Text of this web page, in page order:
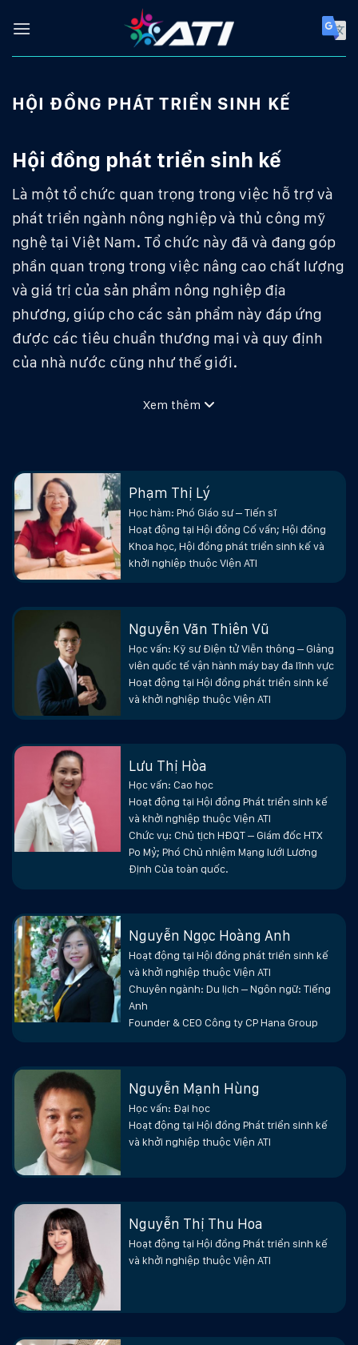
HỘI ĐỒNG PHÁT TRIỂN SINH KẾ
Hội đồng phát triển sinh kế
Là một tổ chức quan trọng trong việc hỗ trợ và
phát triển ngành nông nghiệp và thủ công mỹ
nghệ tại Việt Nam. Tổ chức này đã và đang góp
phần quan trọng trong việc nâng cao chất lượng
và giá trị của sản phẩm nông nghiệp địa
phương, giúp cho các sản phẩm này đáp ứng
được các tiêu chuẩn thương mại và quy định
của nhà nước cũng như thế giới.
hiệu mang tên Travel shopping, tượng trưng
cho những sản phẩm nông nghiệp và thủ công
mỹ nghệ được cung cấp cho thị trường du lịch.
Chiến lược này không chỉ giúp tăng cường giá
mỹ nghệ, mà còn giúp thúc đẩy sự phát triển
bền vững cho ngành nông nghiệp và bảo tồn
những giá trị văn hóa và truyền thống của từng
vùng quê Việt Nam.
Việc tạo ra sinh kế trong ngành nông nghiệp là
Đây là một cách để giúp cho kinh tế Việt Nam
phát triển, đồng thời giúp cho ngành nông
nghiệp có lối đi bền vững và có thị trường tiềm
năng. Tuy nhiên, để đạt được mục tiêu này, cần
phải đầu tư nhiều hơn vào nghiên cứu và phát
bá và tiếp cận các thị trường mới.
Ngoài ra, việc xử lý rác thải và bảo vệ môi
trường cũng là một trong những mục tiêu quan
trọng của Hội đồng. Đặc biệt, trong bối cảnh thị
thức lớn đối với các tổ chức và cộng đồng. Hội
đồng phát triển sinh kế hiểu rằng du lịch xanh
không chỉ là một cách để tăng cường thu nhập
cho địa phương mà còn là một cách để bảo vệ
và bảo tồn các tài nguyên thiên nhiên và văn
hóa, tạo ra những lợi ích cho cộng đồng địa
phương và du khách.
Do đó, Hội đồng đã đưa ra một số biện pháp để
thúc đẩy du lịch bền vững, bao gồm tăng cường
giáo dục và tạo ra những chương trình giáo dục
Xem thêm
Phạm Thị Lý
Học hàm: Phó Giáo sư – Tiến sĩ
Hoạt động tại Hội đồng Cố vấn; Hội đồng
Khoa học, Hội đồng phát triển sinh kế và
khởi nghiệp thuộc Viện ATI
Nguyễn Văn Thiên Vũ
Học vấn: Kỹ sư Điện tử Viễn thông – Giảng
viên quốc tế vận hành máy bay đa lĩnh vực
Hoạt động tại Hội đồng phát triển sinh kế
và khởi nghiệp thuộc Viện ATI
Lưu Thị Hòa
Học vấn: Cao học
Hoạt động tại Hội đồng Phát triển sinh kế
và khởi nghiệp thuộc Viện ATI
Chức vụ: Chủ tịch HĐQT – Giám đốc HTX
Po Mỷ; Phó Chủ nhiệm Mạng lưới Lương
Định Của toàn quốc.
Nguyễn Ngọc Hoàng Anh
Hoạt động tại Hội đồng phát triển sinh kế
và khởi nghiệp thuộc Viện ATI
Chuyên ngành: Du lịch – Ngôn ngữ: Tiếng
Anh
Founder & CEO Công ty CP Hana Group
Nguyễn Mạnh Hùng
Học vấn: Đại học
Hoạt động tại Hội đồng Phát triển sinh kế
và khởi nghiệp thuộc Viện ATI
Nguyễn Thị Thu Hoa
Hoạt động tại Hội đồng Phát triển sinh kế
và khởi nghiệp thuộc Viện ATI